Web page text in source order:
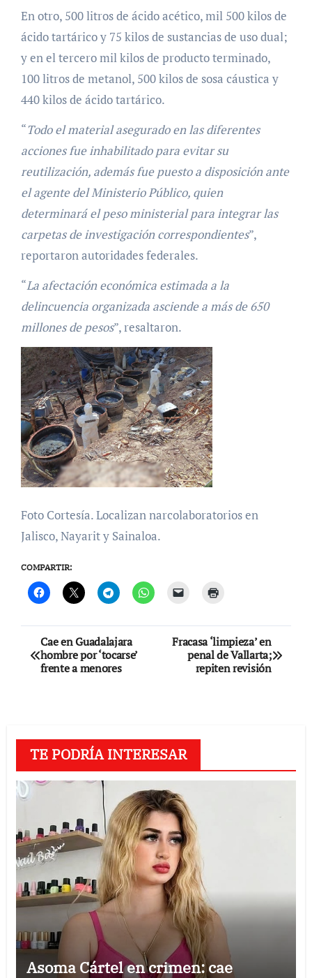
En otro, 500 litros de ácido acético, mil 500 kilos de
ácido tartárico y 75 kilos de sustancias de uso dual;
y en el tercero mil kilos de producto terminado,
100 litros de metanol, 500 kilos de sosa cáustica y
440 kilos de ácido tartárico.
“Todo el material asegurado en las diferentes
acciones fue inhabilitado para evitar su
reutilización, además fue puesto a disposición ante
el agente del Ministerio Público, quien
determinará el peso ministerial para integrar las
carpetas de investigación correspondientes”,
reportaron autoridades federales.
“La afectación económica estimada a la
delincuencia organizada asciende a más de 650
millones de pesos”, resaltaron.
Foto Cortesía. Localizan narcolaboratorios en
Jalisco, Nayarit y Sainaloa.
COMPARTIR:
Navegación
de
Cae en Guadalajara
hombre por ‘tocarse’
frente a menores
Fracasa ‘limpieza’ en
penal de Vallarta;
repiten revisión
TE PODRÍA INTERESAR
Asoma Cártel en crimen: cae